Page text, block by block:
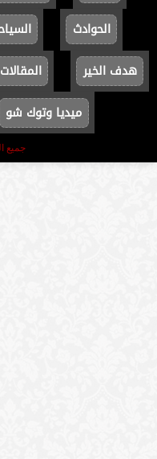
الحوادث
هدف الخير
المقالات
ميديا وتوك شو
جميع